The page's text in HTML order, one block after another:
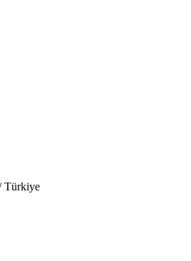
Türkiye